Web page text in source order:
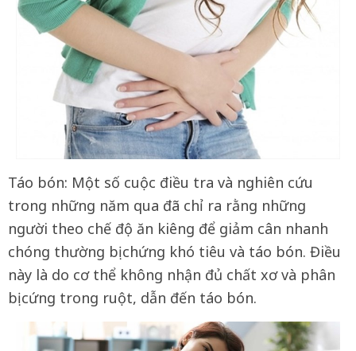
Táo bón: Một số cuộc điều tra và nghiên cứu
trong những năm qua đã chỉ ra rằng những
người theo chế độ ăn kiêng để giảm cân nhanh
chóng thường bị chứng khó tiêu và táo bón. Điều
này là do cơ thể không nhận đủ chất xơ và phân
bị cứng trong ruột, dẫn đến táo bón.